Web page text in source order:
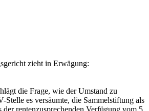
zieht in Erwägung:
die Frage, wie der Umstand zu
Stelle es versäumte, die Sammelstiftung als
rentenzusprechenden Verfügung vom 5.